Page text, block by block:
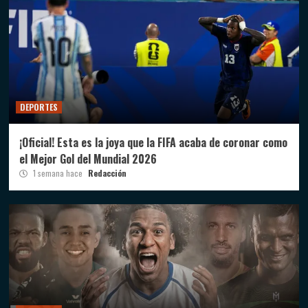
DEPORTES
¡Oficial! Esta es la joya que la FIFA acaba de coronar como
el Mejor Gol del Mundial 2026
1 semana hace Redacción